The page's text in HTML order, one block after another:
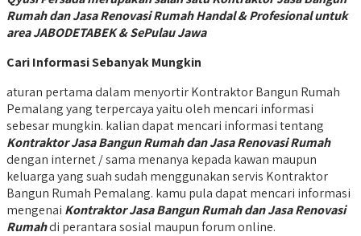
Rumah dan Jasa Renovasi Rumah Handal & Profesional untuk
area JABODETABEK & SePulau Jawa
Cari Informasi Sebanyak Mungkin
aturan pertama dalam menyortir Kontraktor Bangun Rumah
Pemalang yang terpercaya yaitu oleh mencari informasi
sebesar mungkin. kalian dapat mencari informasi tentang
Kontraktor Jasa Bangun Rumah dan Jasa Renovasi Rumah
dengan internet / sama menanya kepada kawan maupun
keluarga yang suah sudah menggunakan servis Kontraktor
Bangun Rumah Pemalang. kamu pula dapat mencari informasi
mengenai Kontraktor Jasa Bangun Rumah dan Jasa Renovasi
Rumahdi perantara sosial maupun forum online.